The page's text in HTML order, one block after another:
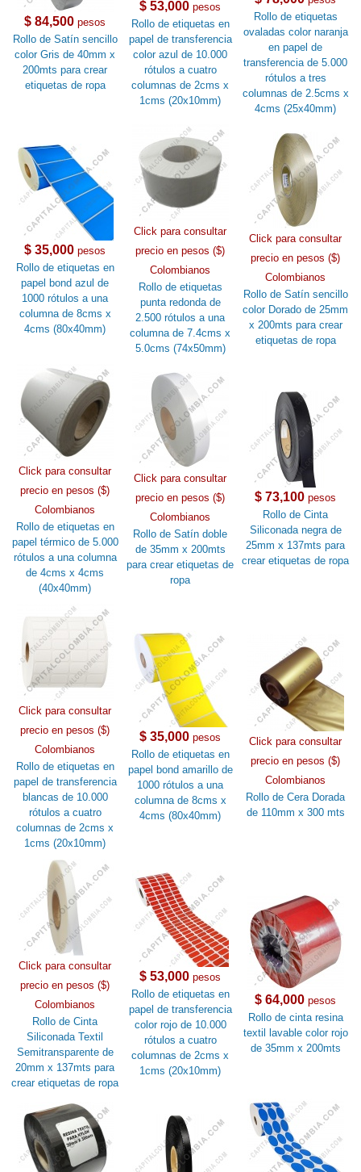
$ 84,500 pesos
Rollo de Satín sencillo
color Gris de 40mm x
200mts para crear
etiquetas de ropa
$ 53,000 pesos
Rollo de etiquetas en
papel de transferencia
color azul de 10.000
rótulos a cuatro
columnas de 2cms x
1cms (20x10mm)
Rollo de etiquetas
ovaladas color naranja
en papel de
transferencia de 5.000
rótulos a tres
columnas de 2.5cms x
4cms (25x40mm)
$ 35,000 pesos
Rollo de etiquetas en
papel bond azul de
1000 rótulos a una
columna de 8cms x
4cms (80x40mm)
Click para consultar
precio en pesos ($)
Colombianos
Rollo de etiquetas
punta redonda de
2.500 rótulos a una
columna de 7.4cms x
5.0cms (74x50mm)
Click para consultar
precio en pesos ($)
Colombianos
Rollo de Satín sencillo
color Dorado de 25mm
x 200mts para crear
etiquetas de ropa
Click para consultar
precio en pesos ($)
Colombianos
Rollo de etiquetas en
papel térmico de 5.000
rótulos a una columna
de 4cms x 4cms
(40x40mm)
Click para consultar
precio en pesos ($)
Colombianos
Rollo de Satín doble
de 35mm x 200mts
para crear etiquetas de
ropa
$ 73,100 pesos
Rollo de Cinta
Siliconada negra de
25mm x 137mts para
crear etiquetas de ropa
Click para consultar
precio en pesos ($)
Colombianos
Rollo de etiquetas en
papel de transferencia
blancas de 10.000
rótulos a cuatro
columnas de 2cms x
1cms (20x10mm)
$ 35,000 pesos
Rollo de etiquetas en
papel bond amarillo de
1000 rótulos a una
columna de 8cms x
4cms (80x40mm)
Click para consultar
precio en pesos ($)
Colombianos
Rollo de Cera Dorada
de 110mm x 300 mts
Click para consultar
precio en pesos ($)
Colombianos
Rollo de Cinta
Siliconada Textil
Semitransparente de
20mm x 137mts para
crear etiquetas de ropa
$ 53,000 pesos
Rollo de etiquetas en
papel de transferencia
color rojo de 10.000
rótulos a cuatro
columnas de 2cms x
1cms (20x10mm)
$ 64,000 pesos
Rollo de cinta resina
textil lavable color rojo
de 35mm x 200mts